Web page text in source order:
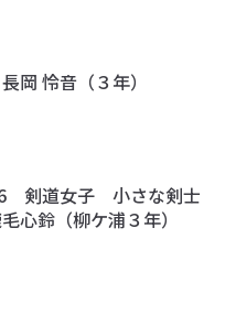
岡 怜音（３年）
剣道女子 小さな剣士
心鈴（柳ケ浦３年）